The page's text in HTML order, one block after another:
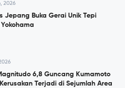
2026
Jepang Buka Gerai Unik Tepi
6,8 Guncang Kumamoto
Terjadi di Sejumlah Area